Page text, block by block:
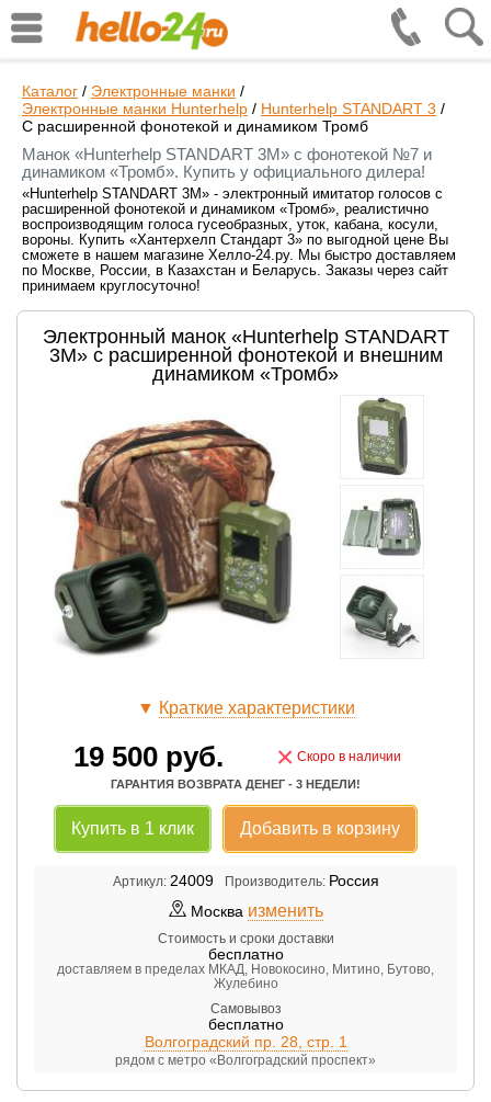
Каталог / Электронные манки /
Электронные манки Hunterhelp / Hunterhelp STANDART 3 /
С расширенной фонотекой и динамиком Тромб
Манок «Hunterhelp STANDART 3M» с фонотекой №7 и
динамиком «Тромб». Купить у официального дилера!
«Hunterhelp STANDART 3M» - электронный имитатор голосов с
расширенной фонотекой и динамиком «Тромб», реалистично
воспроизводящим голоса гусеобразных, уток, кабана, косули,
вороны. Купить «Хантерхелп Стандарт 3» по выгодной цене Вы
сможете в нашем магазине Хелло-24.ру. Мы быстро доставляем
по Москве, России, в Казахстан и Беларусь. Заказы через сайт
принимаем круглосуточно!
Электронный манок «Hunterhelp STANDART
3M» с расширенной фонотекой и внешним
динамиком «Тромб»
▼ Краткие характеристики
19 500 руб. × Скоро в наличии
ГАРАНТИЯ ВОЗВРАТА ДЕНЕГ - 3 НЕДЕЛИ!
Купить в 1 клик Добавить в корзину
Артикул: 24009 Производитель: Россия
Москва изменить
Стоимость и сроки доставки
бесплатно
доставляем в пределах МКАД, Новокосино, Митино, Бутово,
Жулебино
Самовывоз
бесплатно
Волгоградский пр. 28, стр. 1
рядом с метро «Волгоградский проспект»